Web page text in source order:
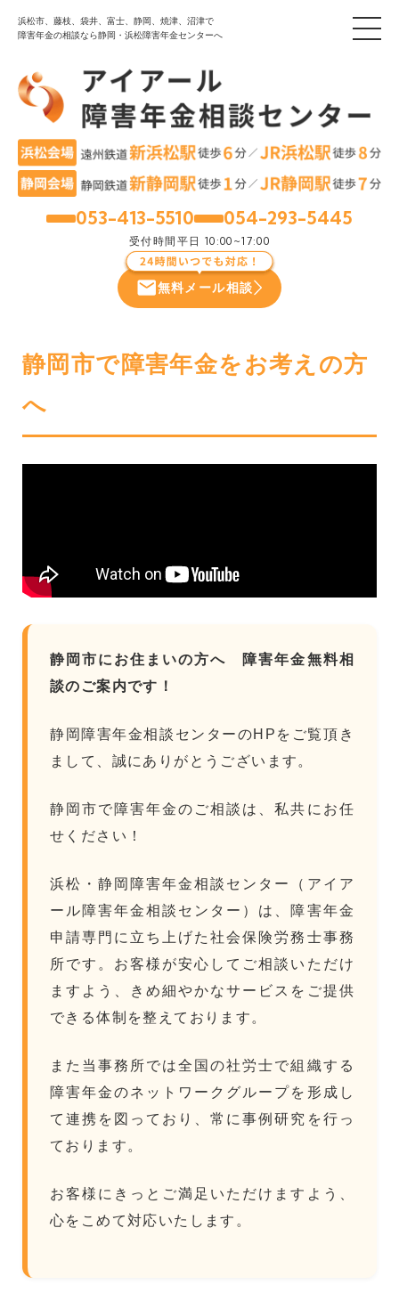
浜松市、藤枝、袋井、富士、静岡、焼津、沼津で
障害年金の相談なら静岡・浜松障害年金センターへ
053-413-5510 054-293-5445
受付時間 平日 10:00~17:00
無料メール相談
静岡市で障害年金をお考えの方
へ
静岡市にお住まいの方へ 障害年金無料相
談のご案内です！
静岡障害年金相談センターのHPをご覧頂き
まして、誠にありがとうございます。
静岡市で障害年金のご相談は、私共にお任
せください！
浜松・静岡障害年金相談センター（アイア
ール障害年金相談センター）は、障害年金
申請専門に立ち上げた社会保険労務士事務
所です。お客様が安心してご相談いただけ
ますよう、きめ細やかなサービスをご提供
できる体制を整えております。
また当事務所では全国の社労士で組織する
障害年金のネットワークグループを形成し
て連携を図っており、常に事例研究を行っ
ております。
お客様にきっとご満足いただけますよう、
心をこめて対応いたします。